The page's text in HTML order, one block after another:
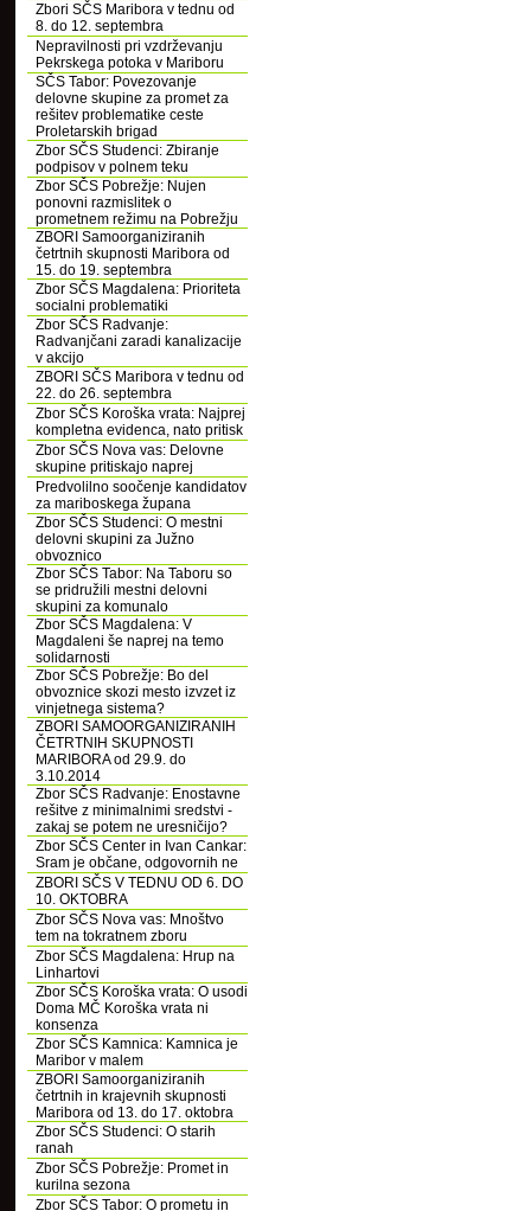
Zbori SČS Maribora v tednu od
8. do 12. septembra
Nepravilnosti pri vzdrževanju
Pekrskega potoka v Mariboru
SČS Tabor: Povezovanje
delovne skupine za promet za
rešitev problematike ceste
Proletarskih brigad
Zbor SČS Studenci: Zbiranje
podpisov v polnem teku
Zbor SČS Pobrežje: Nujen
ponovni razmislitek o
prometnem režimu na Pobrežju
ZBORI Samoorganiziranih
četrtnih skupnosti Maribora od
15. do 19. septembra
Zbor SČS Magdalena: Prioriteta
socialni problematiki
Zbor SČS Radvanje:
Radvanjčani zaradi kanalizacije
v akcijo
ZBORI SČS Maribora v tednu od
22. do 26. septembra
Zbor SČS Koroška vrata: Najprej
kompletna evidenca, nato pritisk
Zbor SČS Nova vas: Delovne
skupine pritiskajo naprej
Predvolilno soočenje kandidatov
za mariboskega župana
Zbor SČS Studenci: O mestni
delovni skupini za Južno
obvoznico
Zbor SČS Tabor: Na Taboru so
se pridružili mestni delovni
skupini za komunalo
Zbor SČS Magdalena: V
Magdaleni še naprej na temo
solidarnosti
Zbor SČS Pobrežje: Bo del
obvoznice skozi mesto izvzet iz
vinjetnega sistema?
ZBORI SAMOORGANIZIRANIH
ČETRTNIH SKUPNOSTI
MARIBORA od 29.9. do
3.10.2014
Zbor SČS Radvanje: Enostavne
rešitve z minimalnimi sredstvi -
zakaj se potem ne uresničijo?
Zbor SČS Center in Ivan Cankar:
Sram je občane, odgovornih ne
ZBORI SČS V TEDNU OD 6. DO
10. OKTOBRA
Zbor SČS Nova vas: Mnoštvo
tem na tokratnem zboru
Zbor SČS Magdalena: Hrup na
Linhartovi
Zbor SČS Koroška vrata: O usodi
Doma MČ Koroška vrata ni
konsenza
Zbor SČS Kamnica: Kamnica je
Maribor v malem
ZBORI Samoorganiziranih
četrtnih in krajevnih skupnosti
Maribora od 13. do 17. oktobra
Zbor SČS Studenci: O starih
ranah
Zbor SČS Pobrežje: Promet in
kurilna sezona
Zbor SČS Tabor: O prometu in